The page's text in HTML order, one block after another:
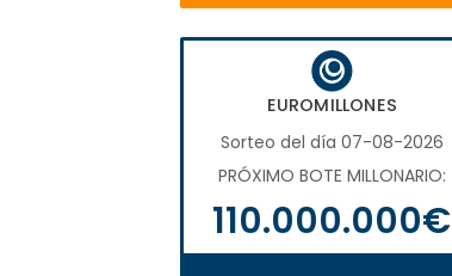
EUROMILLONES
Sorteo del día 07-08-2026
PRÓXIMO BOTE MILLONARIO:
110.000.000€